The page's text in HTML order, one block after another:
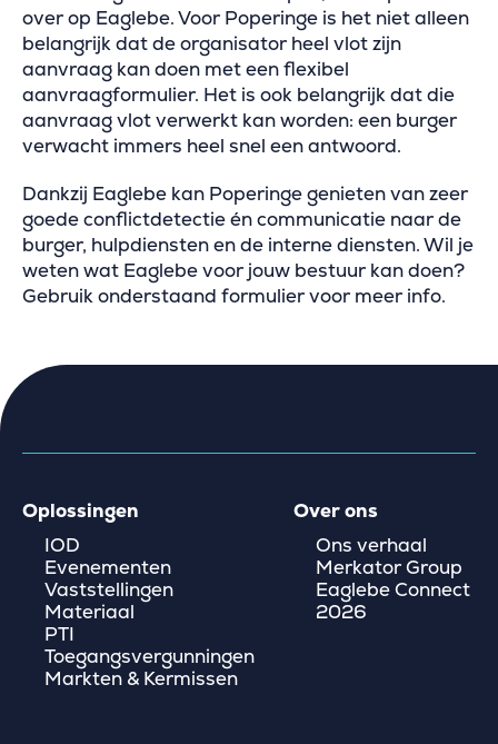
over op Eaglebe. Voor Poperinge is het niet alleen
belangrijk dat de organisator heel vlot zijn
aanvraag kan doen met een flexibel
aanvraagformulier. Het is ook belangrijk dat die
aanvraag vlot verwerkt kan worden: een burger
verwacht immers heel snel een antwoord.
Dankzij Eaglebe kan Poperinge genieten van zeer
goede conflictdetectie én communicatie naar de
burger, hulpdiensten en de interne diensten. Wil je
weten wat Eaglebe voor jouw bestuur kan doen?
Gebruik onderstaand formulier voor meer info.
Oplossingen
IOD
Evenementen
Vaststellingen
Materiaal
PTI
Toegangsvergunningen
Markten & Kermissen
Over ons
Ons verhaal
Merkator Group
Eaglebe Connect
2026